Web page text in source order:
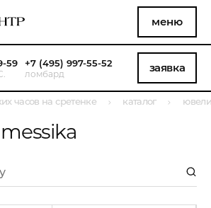
меню
59 +7 (495) 997-55-52
ломбард заявка
часов на сретенке каталог